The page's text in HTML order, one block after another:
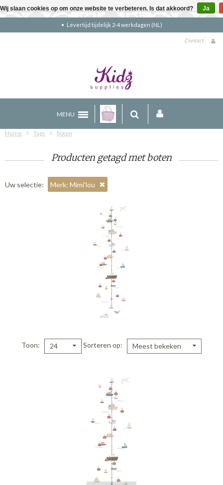
Levertijd tijdelijk 2-4 werkdagen (NL)
Contact
MENU
Home Tags boten
Producten getagd met boten
Uw selectie: Merk: Mimi'lou
Toon 24 Sorteren op Meest bekeken
Wij slaan cookies op om onze website te verbeteren. Is dat akkoord? Ja